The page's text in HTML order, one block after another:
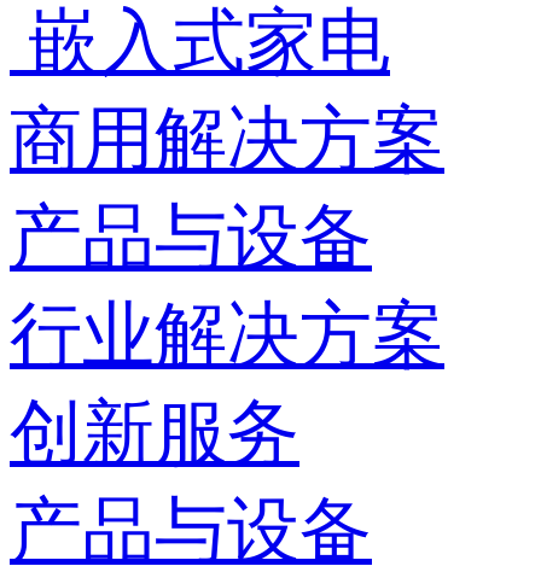
嵌入式家电
商用解决方案
产品与设备
行业解决方案
创新服务
产品与设备